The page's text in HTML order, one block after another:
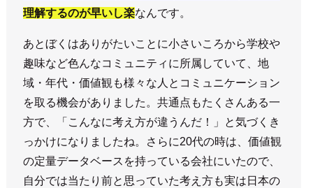
理解するのが早いし楽なんです。
あとぼくはありがたいことに小さいころから学校や
趣味など色んなコミュニティに所属していて、地
域・年代・価値観も様々な人とコミュニケーション
を取る機会がありました。共通点もたくさんある一
方で、「こんなに考え方が違うんだ！」と気づくき
っかけになりましたね。さらに20代の時は、価値観
の定量データベースを持っている会社にいたので、
自分では当たり前と思っていた考え方も実は日本の